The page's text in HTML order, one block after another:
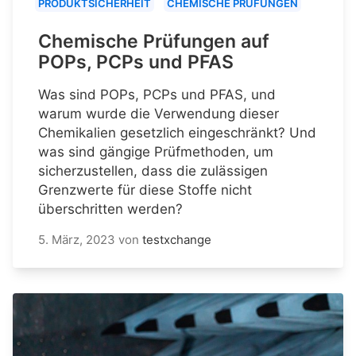
PRODUKTSICHERHEIT CHEMISCHE PRÜFUNGEN
Chemische Prüfungen auf
POPs, PCPs und PFAS
Was sind POPs, PCPs und PFAS, und
warum wurde die Verwendung dieser
Chemikalien gesetzlich eingeschränkt? Und
was sind gängige Prüfmethoden, um
sicherzustellen, dass die zulässigen
Grenzwerte für diese Stoffe nicht
überschritten werden?
5. März, 2023 von testxchange